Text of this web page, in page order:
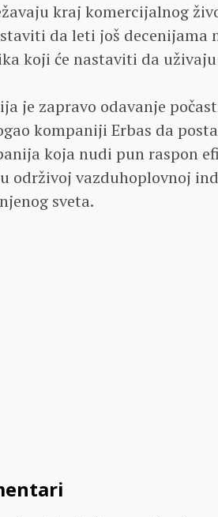
kraj komercijalnog
da leti još decenijama
koji će nastaviti da
je zapravo odavanje
kompaniji Erbas da
koja nudi pun raspon
održivoj vazduhoplovnoj
sveta.